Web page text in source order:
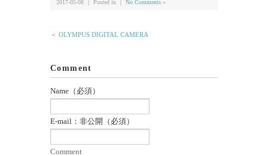
2017-05-08 ｜ Posted in ｜ No Comments »
＜ OLYMPUS DIGITAL CAMERA
Comment
Name（必須）
E-mail：非公開（必須）
Comment